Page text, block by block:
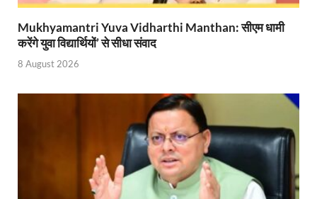
Start UP Summit: उद्यमिता, नवाचार और व्यापार हमारे
Swami Vivekanand Jayanti: मुख्यमंत्री पुष्कर सिंह
Uttar Pradesh News: ‘आभार प्रधानमंत्री जी, डबल
UP AI App: सीएम योगी के मिशन को साकार कर रहा
Ashwini Vaishnaw: औपनिवेशिक मानसिकता से रेलवे को
Aadhaar gets a face: भारतीय विशिष्ट पहचान
Mukhyamantri Yuva Vidharthi Manthan: सीएम धामी
करेंगे युवा विद्यार्थियों’ से सीधा संवाद
8 August 2026